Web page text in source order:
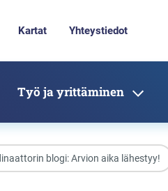
Kartat Yhteystiedot
Työ ja yrittäminen
blogi: Arvion aika lähestyy!